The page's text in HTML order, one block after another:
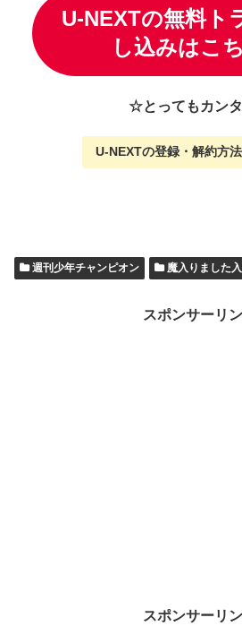
U-NEXTの無料ト
し込みはこ
☆とってもカン
U-NEXTの登録・解約方
週刊少年チャンピオン 魔入りました
スポンサーリ
スポンサーリ